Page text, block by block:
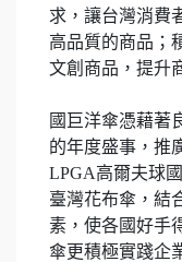
求，讓台灣消費
高品質的商品；
文創商品，提升
國巨洋傘憑藉著
的年度盛事，推
LPGA高爾夫球
臺灣花布傘，結
素，使各國好手
傘更積極實踐企